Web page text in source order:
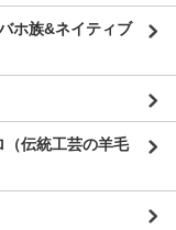
ホ族&ネイティブ
伝統工芸の羊毛